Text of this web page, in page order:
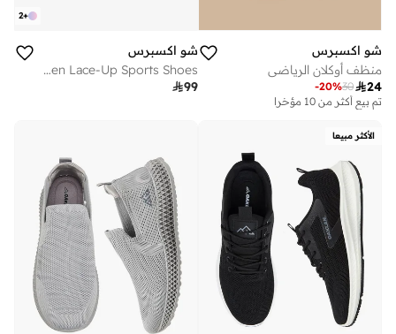
شو اكسبرس
منظف أوكلان الرياضي
24
30
-20%
تم بيع أكثر من 10 مؤخرا
على وشك النفاد
على وشك النفاد
+
2
شو اكسبرس
Men Lace-Up Sports Shoes
99
الأكثر مبيعا